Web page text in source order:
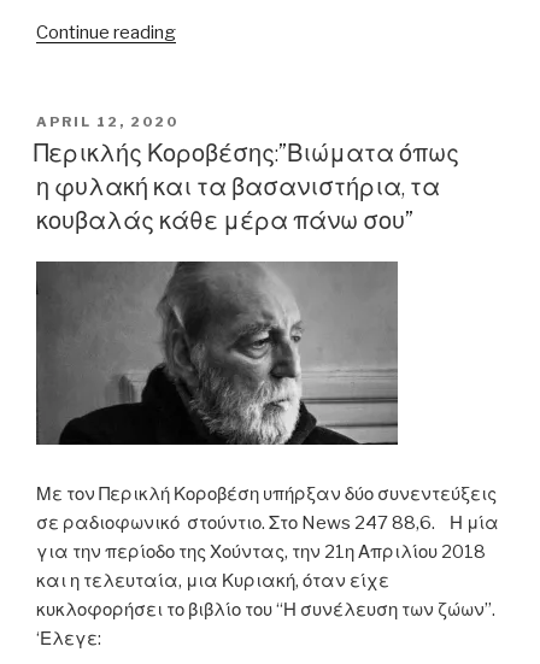
Continue reading“Ο
Ποτάμι;”
POSTED
ON
APRIL 12, 2020
Περικλής Κοροβέσης:”Βιώματα όπως
η φυλακή και τα βασανιστήρια, τα
κουβαλάς κάθε μέρα πάνω σου”
Με τον Περικλή Κοροβέση υπήρξαν δύο συνεντεύξεις
σε ραδιοφωνικό στούντιο. Στο News 247 88,6. Η μία
για την περίοδο της Χούντας, την 21η Απριλίου 2018
και η τελευταία, μια Κυριακή, όταν είχε
κυκλοφορήσει το βιβλίο του “Η συνέλευση των ζώων”.
‘Ελεγε: